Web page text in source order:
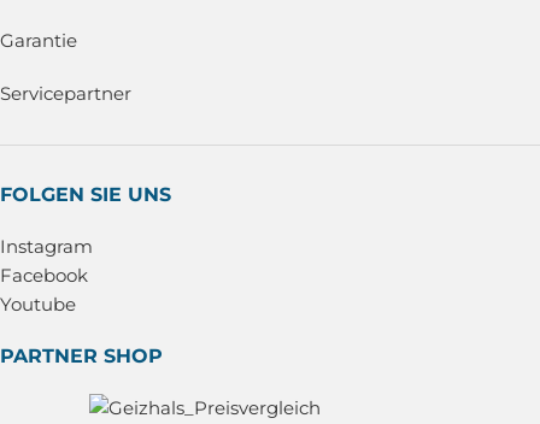
Garantie
Servicepartner
FOLGEN SIE UNS
Instagram
Facebook
Youtube
PARTNER SHOP